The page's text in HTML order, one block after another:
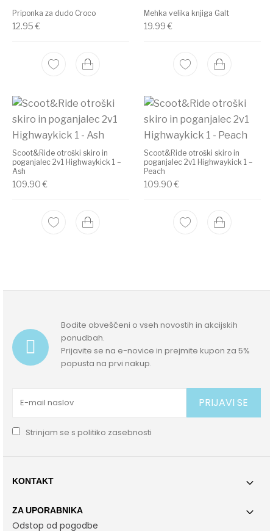
Priponka za dudo Croco
12.95€
Mehka velika knjiga Galt
19.99€
Scoot&Ride otroški skiro in
poganjalec 2v1 Highwaykick 1 –
Ash
109.90€
Scoot&Ride otroški skiro in
poganjalec 2v1 Highwaykick 1 –
Peach
109.90€
Bodite obveščeni o vseh novostih in akcijskih
ponudbah.
Prijavite se na e-novice in prejmite kupon za 5%
popusta na prvi nakup.
PRIJAVI SE
Strinjam se spolitiko zasebnosti
KONTAKT
ZA UPORABNIKA
Odstop od pogodbe